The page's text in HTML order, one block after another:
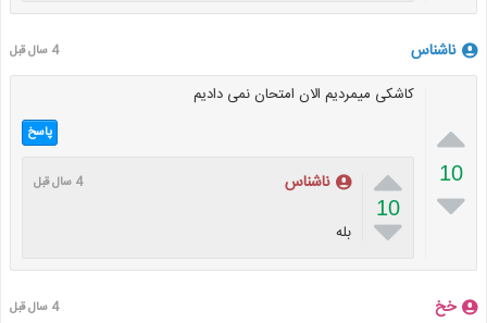
ناشناس 4 سال قبل

10

کاشکی میمردیم الان امتحان نمی دادیم
پاسخ

10

ناشناس 4 سال قبل
بله
خخ 4 سال قبل